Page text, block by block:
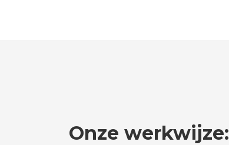
Onze werkwijze: